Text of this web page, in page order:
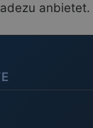
anbietet.